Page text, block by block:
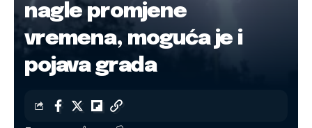
nagle promjene
vremena, moguća je i
pojava grada